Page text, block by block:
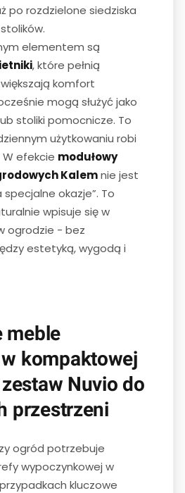
po rozdzielone siedziska
elementem są
, które pełnią
komfort
mogą służyć jako
stoliki pomocnicze. To
użytkowaniu robi
efekcie modułowy
Kalemnie jest
okazje”. To
wpisuje się w
ogrodzie - bez
estetyką, wygodą i
meble
kompaktowej
Nuvio do
przestrzeni
ogród potrzebuje
wypoczynkowej w
kluczowe